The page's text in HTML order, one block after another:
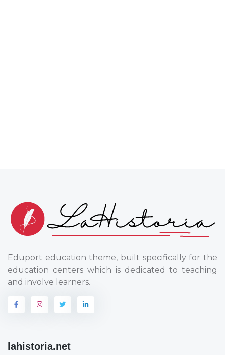
Eduport education theme, built specifically for the
education centers which is dedicated to teaching
and involve learners.
lahistoria.net